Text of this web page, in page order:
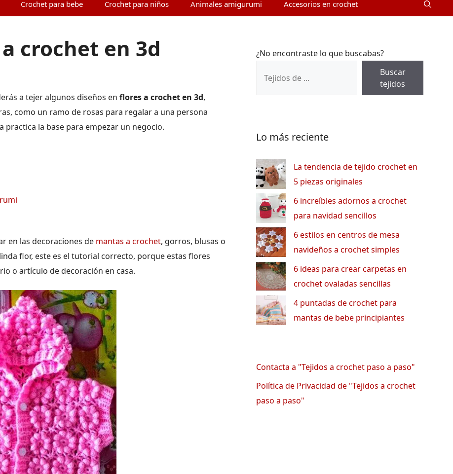
Crochet para bebe Crochet para niños Animales amigurumi Accesorios en crochet
crochet en 3d
a tejer algunos diseños en flores a crochet en 3d,
como un ramo de rosas para regalar a una persona
practica la base para empezar un negocio.
en las decoraciones de mantas a crochet, gorros, blusas o
flor, este es el tutorial correcto, porque estas flores
o artículo de decoración en casa.
¿No encontraste lo que buscabas?
Buscar
tejidos
Lo más reciente
La tendencia de tejido crochet en
5 piezas originales
6 increíbles adornos a crochet
para navidad sencillos
6 estilos en centros de mesa
navideños a crochet simples
6 ideas para crear carpetas en
crochet ovaladas sencillas
4 puntadas de crochet para
mantas de bebe principiantes
Contacta a "Tejidos a crochet paso a paso"
Política de Privacidad de "Tejidos a crochet
paso a paso"